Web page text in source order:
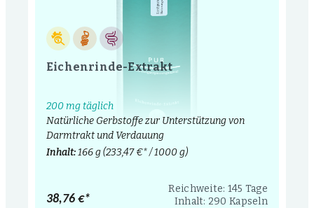
Eichenrinde-Extrakt
200 mg täglich
Natürliche Gerbstoffe zur Unterstützung von
Darmtrakt und Verdauung
Inhalt:166 g(233,47 €* / 1000 g)
Reichweite: 145 Tage
Inhalt: 290 Kapseln
38,76 €*